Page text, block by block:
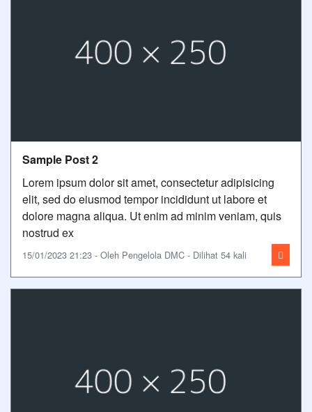
Sample Post 2
Lorem ipsum dolor sit amet, consectetur adipisicing
elit, sed do eiusmod tempor incididunt ut labore et
dolore magna aliqua. Ut enim ad minim veniam, quis
nostrud ex
15/01/2023 21:23 - Oleh Pengelola DMC - Dilihat 54 kali